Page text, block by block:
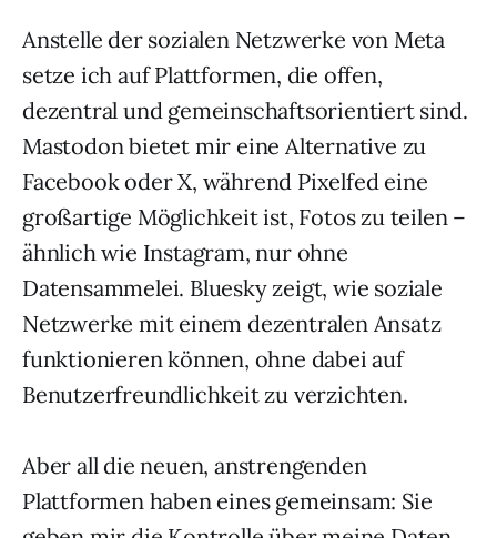
Anstelle der sozialen Netzwerke von Meta
setze ich auf Plattformen, die offen,
dezentral und gemeinschaftsorientiert sind.
Mastodon bietet mir eine Alternative zu
Facebook oder X, während Pixelfed eine
großartige Möglichkeit ist, Fotos zu teilen –
ähnlich wie Instagram, nur ohne
Datensammelei. Bluesky zeigt, wie soziale
Netzwerke mit einem dezentralen Ansatz
funktionieren können, ohne dabei auf
Benutzerfreundlichkeit zu verzichten.
Aber all die neuen, anstrengenden
Plattformen haben eines gemeinsam: Sie